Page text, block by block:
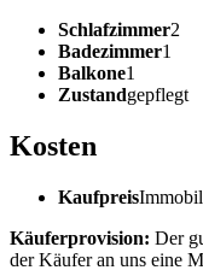
Schlafzimmer2
Badezimmer1
Balkone1
Zustandgepflegt
Kosten
Kaufpreis
Käuferprovision: Der
der Käufer an uns eine